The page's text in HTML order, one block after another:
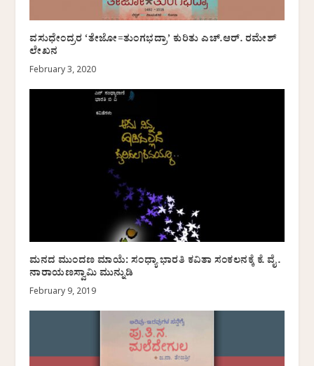
ವಸುಧೇಂದ್ರರ ‘ತೇಜೋ=ತುಂಗಭದ್ರಾ’ ಕುರಿತು ಎಚ್.ಆರ್. ರಮೇಶ್
ಲೇಖನ
February 3, 2020
ಮನದ ಮುಂದಣ ಮಾಯೆ: ಸಂಧ್ಯಾ ಭಾರತಿ ಕವಿತಾ ಸಂಕಲನಕ್ಕೆ ಕೆ. ವೈ.
ನಾರಾಯಣಸ್ವಾಮಿ ಮುನ್ನುಡಿ
February 9, 2019